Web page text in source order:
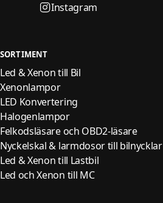
Instagram
SORTIMENT
Led & Xenon till Bil
Xenonlampor
LED Konvertering
Halogenlampor
Felkodsläsare och OBD2-läsare
Nyckelskal & larmdosor till bilnycklar
Led & Xenon till Lastbil
Led och Xenon till MC